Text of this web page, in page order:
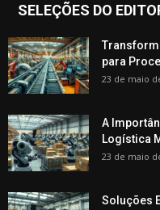
SELEÇÕES DO
para
23 de maio
A
Logística
23 de maio
Soluções